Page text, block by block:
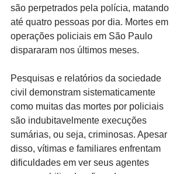
são perpetrados pela polícia, matando
até quatro pessoas por dia. Mortes em
operações policiais em São Paulo
dispararam nos últimos meses.
Pesquisas e relatórios da sociedade
civil demonstram sistematicamente
como muitas das mortes por policiais
são indubitavelmente execuções
sumárias, ou seja, criminosas. Apesar
disso, vítimas e familiares enfrentam
dificuldades em ver seus agentes